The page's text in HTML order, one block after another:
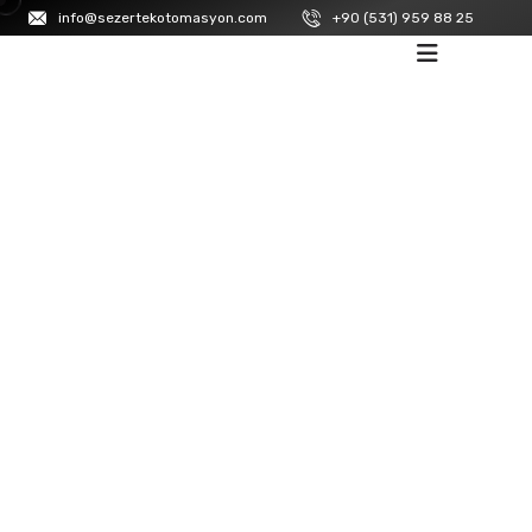
info@sezertekotomasyon.com +90 (531) 959 88 25